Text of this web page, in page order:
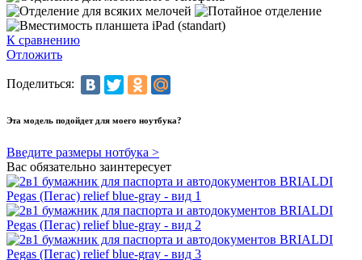
К сравнению
Отложить
Поделиться:
Эта модель подойдет для моего ноутбука?
Введите размеры нотбука >
Вас обязательно заинтересует